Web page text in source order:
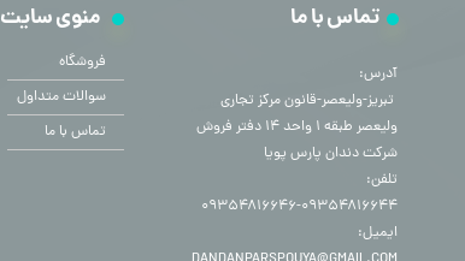
منوی سایت
فروشگاه
سوالات متداول
تماس با ما
تماس با ما
آدرس:
​​​​​​​ تبریز-ولیعصر-قانون مرکز تجاری
ولیعصر طبقه ۱ واحد ۱۴ دفتر فروش
شرکت دندان پارس پویا
تلفن:
۰۹۳۵۴۸۱۶۶۴۴-۰۹۳۵۴۸۱۶۶۴۶
ایمیل: